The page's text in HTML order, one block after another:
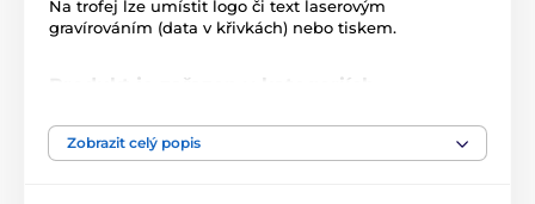
Na trofej lze umístit logo či text laserovým
gravírováním (data v křivkách) nebo tiskem.
Produkt je zařazen v kategoriích
Hokej Zimní sporty
Zobrazit celý popis